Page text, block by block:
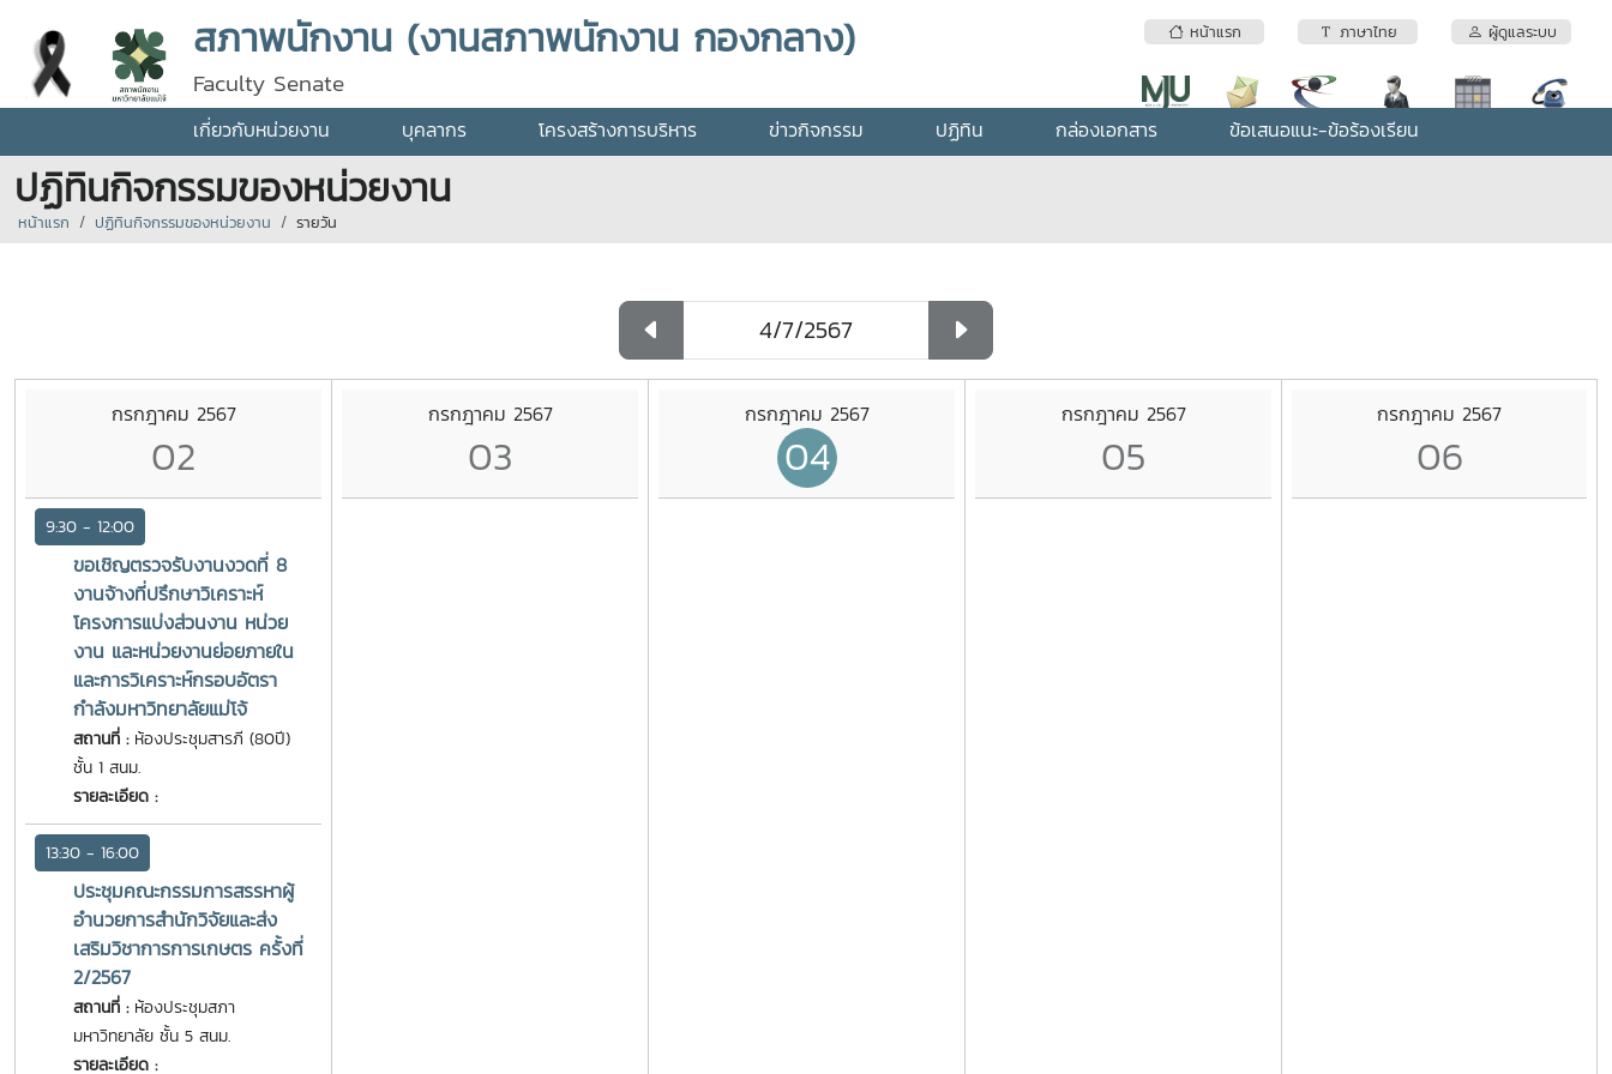
หน้าแรก ภาษาไทย ผู้ดูแลระบบ
สภาพนักงาน (งานสภาพนักงาน กองกลาง)
Faculty Senate
เกี่ยวกับหน่วยงาน บุคลากร โครงสร้างการบริหาร ข่าวกิจกรรม ปฏิทิน กล่องเอกสาร ข้อเสนอแนะ-ข้อร้องเรียน
ปฏิทินกิจกรรมของหน่วยงาน
หน้าแรก ปฏิทินกิจกรรมของหน่วยงาน รายวัน
กรกฎาคม 2567
02
9:30 - 12:00
ขอเชิญตรวจรับงานงวดที่ 8
งานจ้างที่ปรึกษาวิเคราะห์
โครงการแบ่งส่วนงาน หน่วย
งาน และหน่วยงานย่อยภายใน
และการวิเคราะห์กรอบอัตรา
กำลังมหาวิทยาลัยแม่โจ้
สถานที่ : ห้องประชุมสารภี (80ปี)
ชั้น 1 สนม.
รายละเอียด :
13:30 - 16:00
ประชุมคณะกรรมการสรรหาผู้
อำนวยการสำนักวิจัยและส่ง
เสริมวิชาการการเกษตร ครั้งที่
2/2567
สถานที่ : ห้องประชุมสภา
มหาวิทยาลัย ชั้น 5 สนม.
รายละเอียด :
กรกฎาคม 2567
03
กรกฎาคม 2567
04
กรกฎาคม 2567
05
กรกฎาคม 2567
06